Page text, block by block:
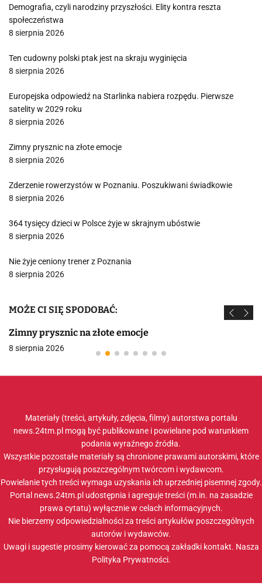
Demografia, czyli narodziny przyszłości. Elity kontra reszta
społeczeństwa
8 sierpnia 2026
Ten cudowny polski ptak jest na skraju wyginięcia
8 sierpnia 2026
Europejska odpowiedź na Starlinka nabiera rozpędu. Pierwsze
satelity w 2029 roku
8 sierpnia 2026
Zimny prysznic na złote emocje
8 sierpnia 2026
Zderzenie rowerzystów w Poznaniu. Poszukiwani świadkowie
8 sierpnia 2026
364 tysięcy dzieci w Polsce żyje w skrajnym ubóstwie
8 sierpnia 2026
Nie żyje ceniony trener z Poznania
8 sierpnia 2026
MOŻE CI SIĘ SPODOBAĆ:
Zimny prysznic na złote emocje
8 sierpnia 2026
Materiały (treści, artykuły, zdjęcia, filmy) autorstwa portalu
news.24tm.pl mogą być publikowane i powielane pod warunkiem
podania wyraźnego źródła.
Wszystkie pozostałe materiały są chronione prawami autorskimi, które
przysługują poszczególnym twórcom i wydawcom.
Powielanie tych treści wymaga uzyskania ich uprzedniej pisemnej zgody.
Portal news.24tm.pl udostępnia i agreguje treści (m.in. na zasadzie
prawa cytatu) wyłącznie w celach informacyjnych.
Nie bierzemy odpowiedzialności za treści artykułów poszczególnych
autorów i wydawców.
Uwagi i sugestie prosimy kierować za pomocą zakładki kontakt. Nasza
Polityka Prywatności.